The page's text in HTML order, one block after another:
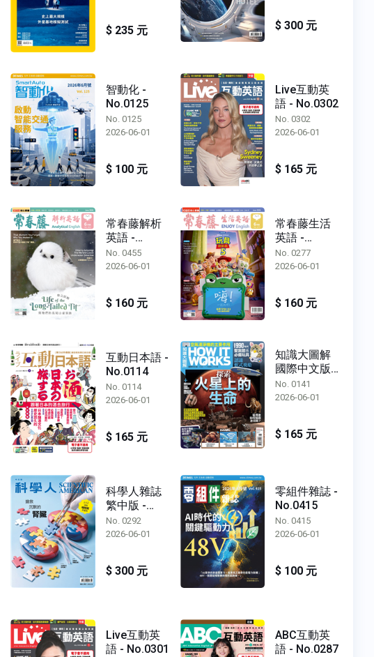
$ 235 元 $ 300 元
智動化 -
No.0125
No. 0125
2026-06-01
$ 100 元
Live互動英
語 - No.0302
No. 0302
2026-06-01
$ 165 元
常春藤解析
英語 -
No.0455
No. 0455
2026-06-01
$ 160 元
常春藤生活
英語 -
No.0277
No. 0277
2026-06-01
$ 160 元
互動日本語 -
No.0114
No. 0114
2026-06-01
$ 165 元
知識大圖解
國際中文版 -
No.0141
No. 0141
2026-06-01
$ 165 元
科學人雜誌
繁中版 -
No.0292
No. 0292
2026-06-01
$ 300 元
零組件雜誌 -
No.0415
No. 0415
2026-06-01
$ 100 元
Live互動英
語 - No.0301
ABC互動英
語 - No.0287